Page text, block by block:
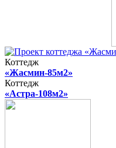
Коттедж
«Жасмин-85м2»
Коттедж
«Астра-108м2»